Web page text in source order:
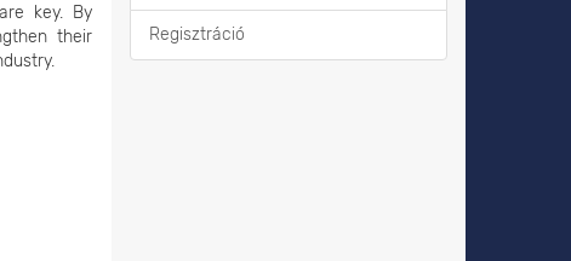
key. By
their
Regisztráció